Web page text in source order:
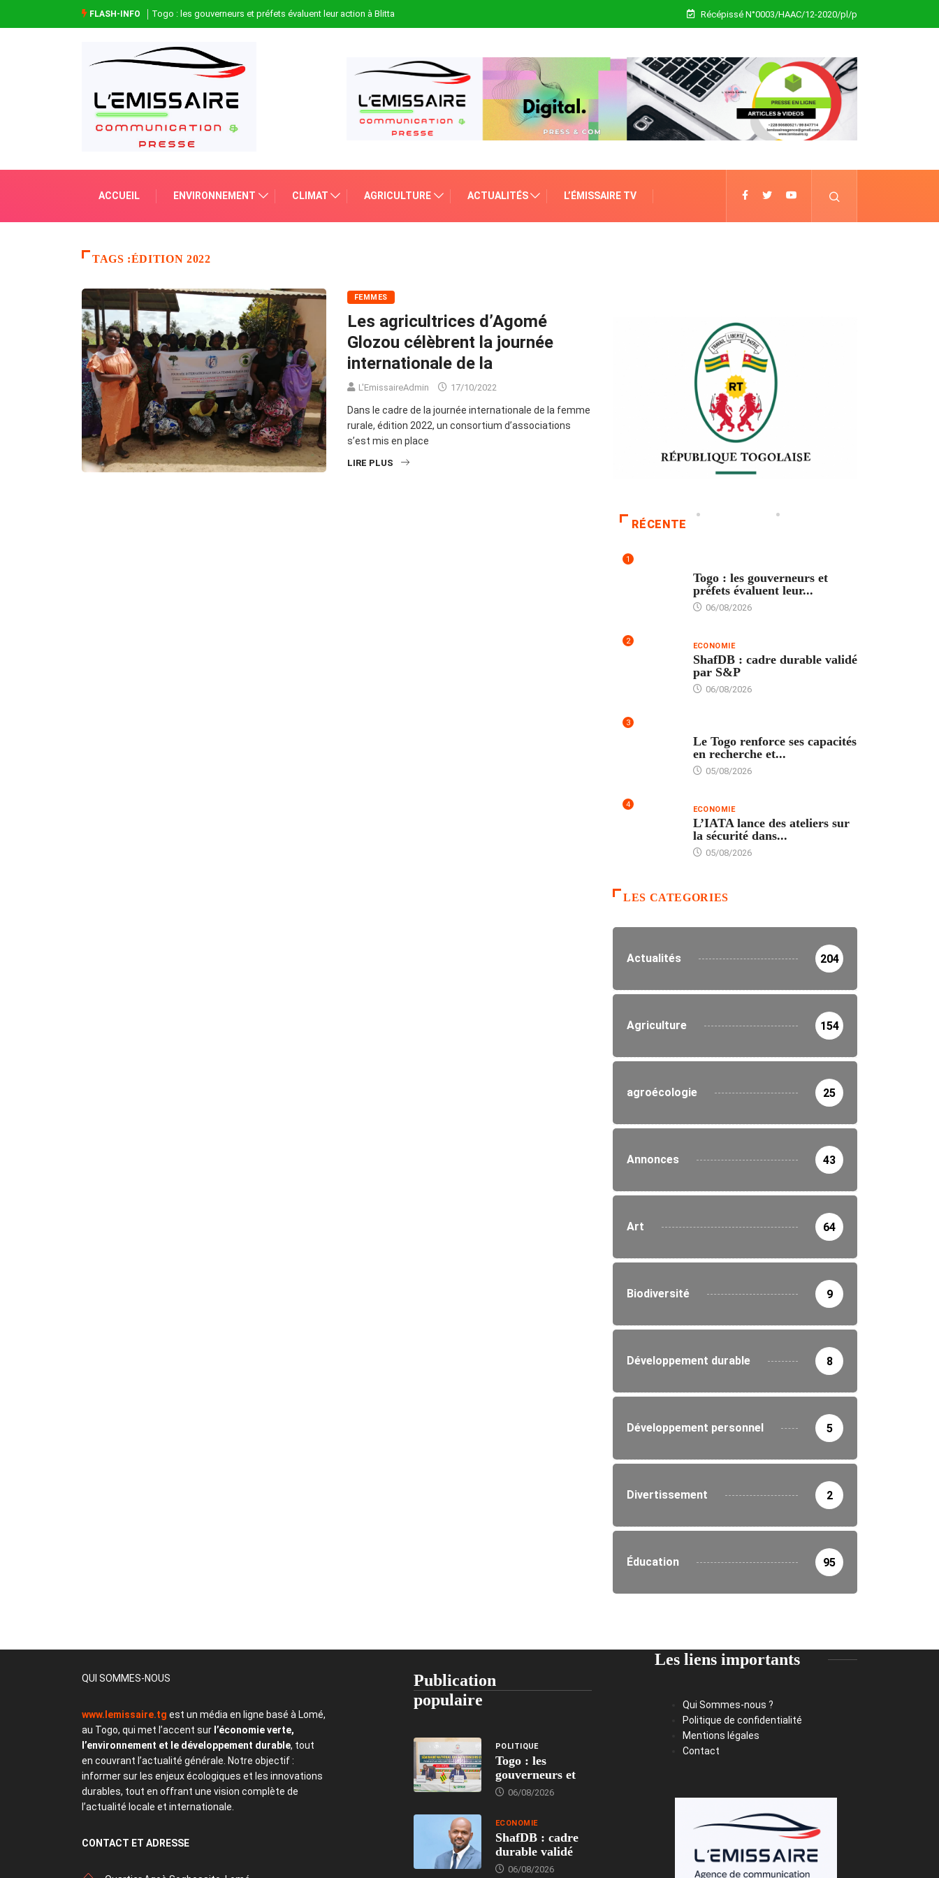
FLASH-INFO Togo : les gouverneurs et préfets évaluent leur action à Blitta Récépissé N°0003/HAAC/12-2020/pl/p
ACCUEIL ENVIRONNEMENT CLIMAT AGRICULTURE ACTUALITÉS L’ÉMISSAIRE TV
TAGS :ÉDITION 2022
FEMMES
Les agricultrices d’Agomé
Glozou célèbrent la journée
internationale de la
L'EmissaireAdmin 17/10/2022
Dans le cadre de la journée internationale de la femme
rurale, édition 2022, un consortium d’associations
s’est mis en place
LIRE PLUS
RÉCENTE
1
Togo : les gouverneurs et
préfets évaluent leur...
06/08/2026
2 ECONOMIE
ShafDB : cadre durable validé
par S&P
06/08/2026
3
Le Togo renforce ses capacités
en recherche et...
05/08/2026
4 ECONOMIE
L’IATA lance des ateliers sur
la sécurité dans...
05/08/2026
LES CATEGORIES
Actualités 204
Agriculture 154
agroécologie 25
Annonces 43
Art 64
Biodiversité 9
Développement durable 8
Développement personnel 5
Divertissement 2
Éducation 95
QUI SOMMES-NOUS
www.lemissaire.tg est un média en ligne basé à Lomé,
au Togo, qui met l’accent sur l’économie verte,
l’environnement et le développement durable, tout
en couvrant l’actualité générale. Notre objectif :
informer sur les enjeux écologiques et les innovations
durables, tout en offrant une vision complète de
l’actualité locale et internationale.
CONTACT ET ADRESSE
Publication
populaire
POLITIQUE
Togo : les
gouverneurs et
06/08/2026
ECONOMIE
ShafDB : cadre
durable validé
06/08/2026
Les liens importants
Qui Sommes-nous ?
Politique de confidentialité
Mentions légales
Contact